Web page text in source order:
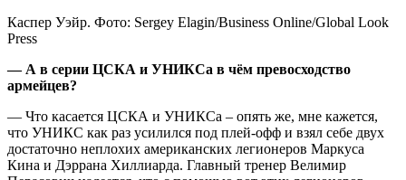
Каспер Уэйр. Фото: Sergey Elagin/Business Online/Global Look
Press
— А в серии ЦСКА и УНИКСа в чём превосходство
армейцев?
— Что касается ЦСКА и УНИКСа – опять же, мне кажется,
что УНИКС как раз усилился под плей-офф и взял себе двух
достаточно неплохих американских легионеров Маркуса
Кина и Дэррана Хиллиарда. Главный тренер Велимир